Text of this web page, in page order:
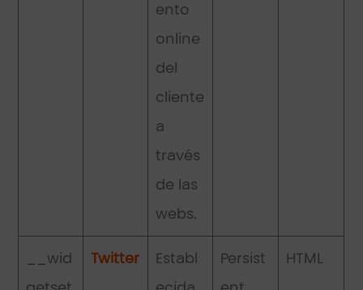
ento
online
del
cliente
a
través
de las
webs.
__wid
Twitter
Establ
Persist
HTML